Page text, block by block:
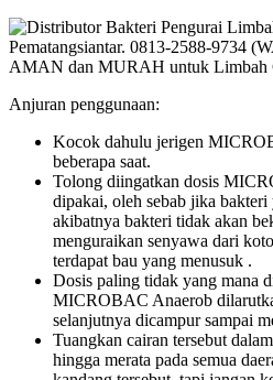
Anjuran penggunaan:
Kocok dahulu jerigen
beberapa saat.
Tolong diingatkan dosis
dipakai, oleh sebab jika
akibatnya bakteri tidak akan
menguraikan senyawa dari
terdapat bau yang menusuk .
Dosis paling tidak yang mana
MICROBAC Anaerob
selanjutnya dicampur sampai
Tuangkan cairan tersebut
hingga merata pada semua